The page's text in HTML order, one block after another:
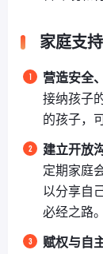
家庭支
营造安全
接纳孩子
的孩子，
建立开放
定期家庭
以分享自
必经之路。
赋权与自